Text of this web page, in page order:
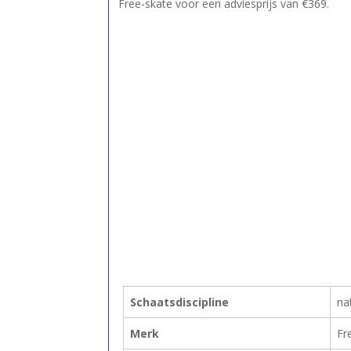
Free-skate voor een adviesprijs van €369.
Schaatsdiscipline
Merk